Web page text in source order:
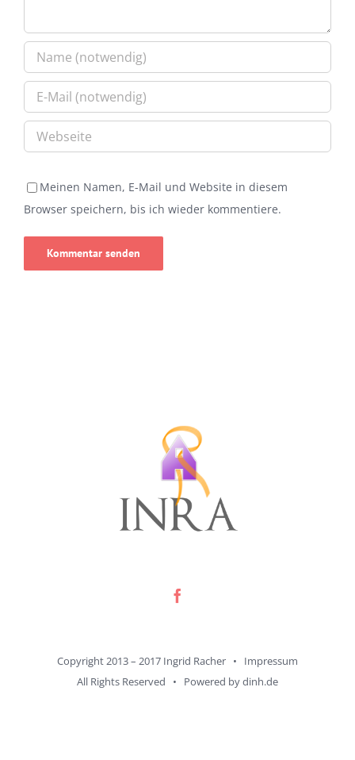
Meinen Namen, E-Mail und Website in diesem
Browser speichern, bis ich wieder kommentiere.
Copyright 2013 – 2017 Ingrid Racher • Impressum
All Rights Reserved • Powered bydinh.de